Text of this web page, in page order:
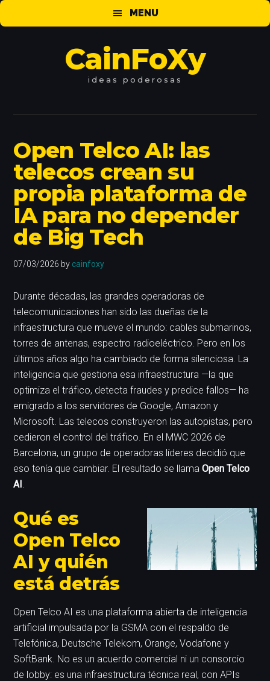
Saltar
al
Saltar
a
Saltar
al
MENU
CainFoXy
Open Telco AI: las
telecos crean su
propia plataforma de
IA para no depender
de Big Tech
07/03/2026 by cainfoxy
Durante décadas, las grandes operadoras de
telecomunicaciones han sido las dueñas de la
infraestructura que mueve el mundo: cables submarinos,
torres de antenas, espectro radioeléctrico. Pero en los
últimos años algo ha cambiado de forma silenciosa. La
inteligencia que gestiona esa infraestructura —la que
optimiza el tráfico, detecta fraudes y predice fallos— ha
emigrado a los servidores de Google, Amazon y
Microsoft. Las telecos construyeron las autopistas, pero
cedieron el control del tráfico. En el MWC 2026 de
Barcelona, un grupo de operadoras líderes decidió que
eso tenía que cambiar. El resultado se llamaOpen Telco
AI.
Qué es
Open Telco
AI y quién
está detrás
Open Telco AI es una plataforma abierta de inteligencia
artificial impulsada por la GSMA con el respaldo de
Telefónica, Deutsche Telekom, Orange, Vodafone y
SoftBank. No es un acuerdo comercial ni un consorcio
de lobby: es una infraestructura técnica real, con APIs